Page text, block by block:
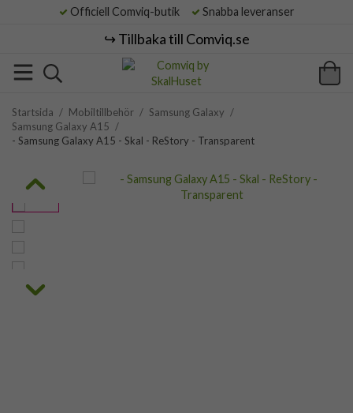
Officiell Comviq-butik Snabba leveranser
↪️ Tillbaka till Comviq.se
Startsida / Mobiltillbehör / Samsung Galaxy /
Samsung Galaxy A15 /
- Samsung Galaxy A15 - Skal - ReStory - Transparent